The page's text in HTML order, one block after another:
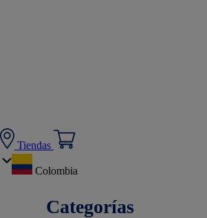
Tiendas
Colombia
Categorías